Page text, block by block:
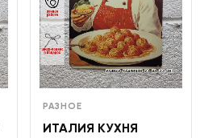
РАЗНОЕ
ИТАЛИЯ КУХНЯ